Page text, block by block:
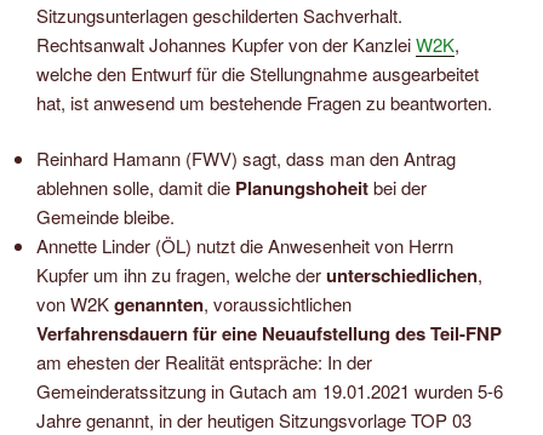
Sitzungsunterlagen geschilderten Sachverhalt.
Rechtsanwalt Johannes Kupfer von der KanzleiW2K,
welche den Entwurf für die Stellungnahme ausgearbeitet
hat, ist anwesend um bestehende Fragen zu beantworten.
Reinhard Hamann (FWV) sagt, dass man den Antrag
ablehnen solle, damit die Planungshoheitbei der
Gemeinde bleibe.
Annette Linder (ÖL) nutzt die Anwesenheit von Herrn
Kupfer um ihn zu fragen, welche derunterschiedlichen,
von W2Kgenannten, voraussichtlichen
Verfahrensdauern für eine Neuaufstellung des Teil-FNP
am ehesten der Realität entspräche: In der
Gemeinderatssitzung in Gutach am 19.01.2021 wurden 5-6
Jahre genannt, in der heutigen Sitzungsvorlage TOP 03